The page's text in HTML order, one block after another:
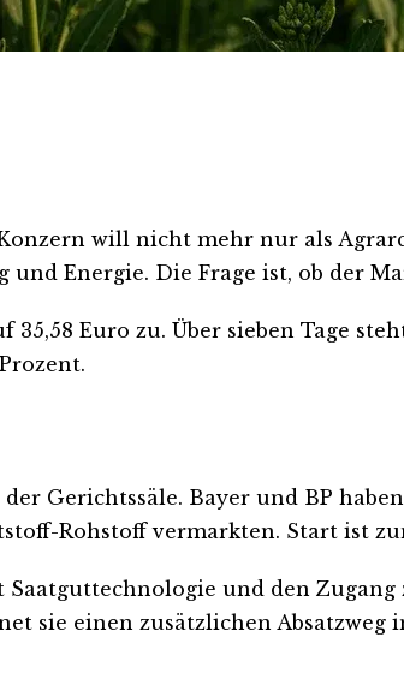
will nicht mehr nur als
Energie. Die Frage ist, ob der
Euro zu. Über sieben Tage
Gerichtssäle. Bayer und BP
Rohstoff vermarkten. Start ist
und den
sie einen zusätzlichen